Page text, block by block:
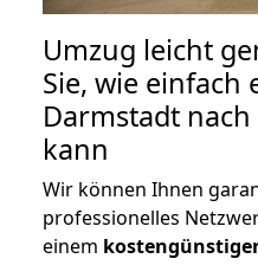
Umzug leicht
Sie, wie einfach
Darmstadt
kann
Wir können Ihnen
professionelles
einem